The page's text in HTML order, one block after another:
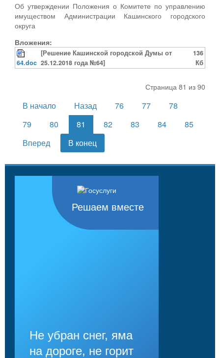
Об утверждении Положения о Комитете по управлению
имуществом Администрации Кашинского городского
округа
Вложения:
64.doc
[Решение Кашинской городской Думы от
25.12.2018 года №64]
136
Кб
Страница 81 из 90
В начало Назад 76 77
78
79
80 81 82 83 84
85
Вперед
В конец
Решаем вместе
Не убран снег, яма
на дороге, не горит